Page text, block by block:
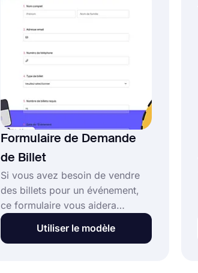
rapidement les détails de
Formulaire de Demande
de Billet
Si vous avez besoin de vendre
des billets pour un événement,
ce formulaire vous aidera
grandement dans votre
entreprise. Le modèle de
Utiliser le modèle